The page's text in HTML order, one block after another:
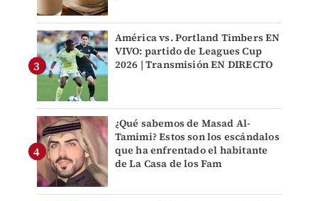
América vs. Portland Timbers EN
VIVO: partido de Leagues Cup
2026 | Transmisión EN DIRECTO
¿Qué sabemos de Masad Al-
Tamimi? Estos son los escándalos
que ha enfrentado el habitante
de La Casa de los Fam